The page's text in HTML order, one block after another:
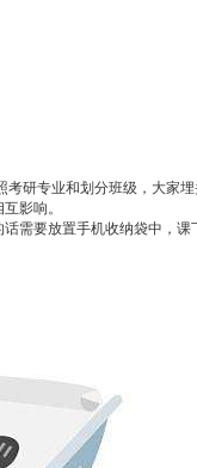
专业和划分班级，大家
影响。
要放置手机收纳袋中，课